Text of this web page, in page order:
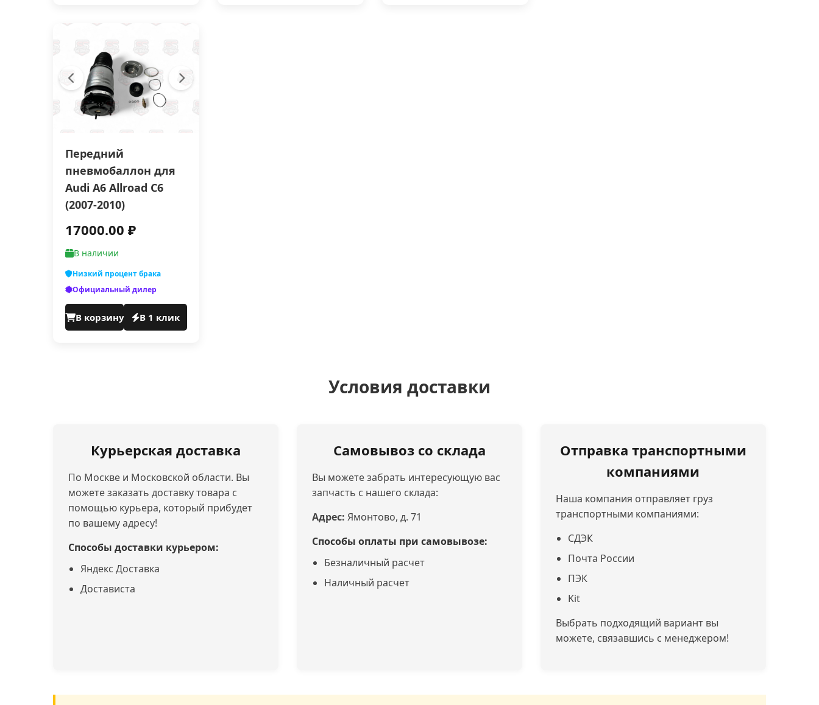
Передний
пневмобаллон для
Audi A6 Allroad C6
(2007-2010)
17000.00 ₽
В наличии
Низкий процент брака
Официальный дилер
В корзину В 1 клик
Условия доставки
Курьерская доставка
По Москве и Московской области. Вы
можете заказать доставку товара с
помощью курьера, который прибудет
по вашему адресу!
Способы доставки курьером:
Яндекс Доставка
Достависта
Самовывоз со склада
Вы можете забрать интересующую вас
запчасть с нашего склада:
Адрес: Ямонтово, д. 71
Способы оплаты при самовывозе:
Безналичный расчет
Наличный расчет
Отправка транспортными
компаниями
Наша компания отправляет груз
транспортными компаниями:
СДЭК
Почта России
ПЭК
Kit
Выбрать подходящий вариант вы
можете, связавшись с менеджером!